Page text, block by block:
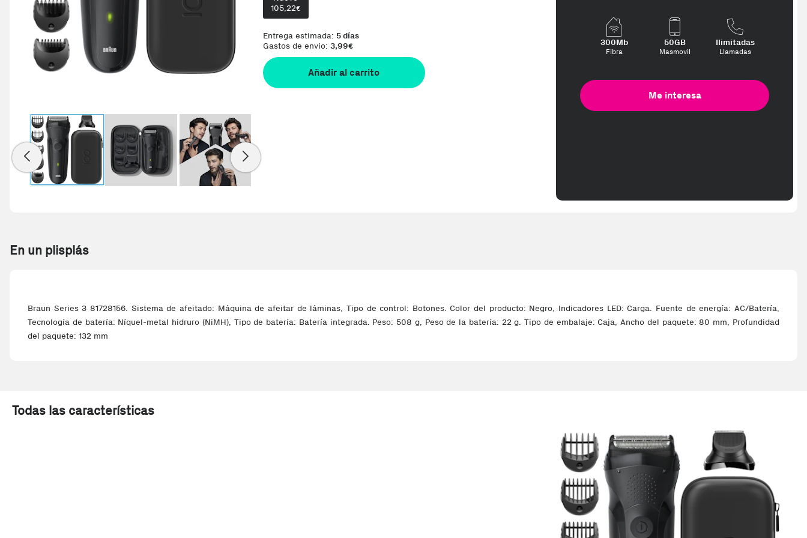
105,22€
Entrega estimada: 5 días
Gastos de envio: 3,99€
Añadir al carrito
300Mb
Fibra
50GB
Masmovil
Ilimitadas
Llamadas
Me interesa
En un plisplás
Braun Series 3 81728156. Sistema de afeitado: Máquina de afeitar de láminas, Tipo de control: Botones. Color del producto: Negro, Indicadores LED: Carga. Fuente de energía: AC/Batería,
Tecnología de batería: Níquel-metal hidruro (NiMH), Tipo de batería: Batería integrada. Peso: 508 g, Peso de la batería: 22 g. Tipo de embalaje: Caja, Ancho del paquete: 80 mm, Profundidad
del paquete: 132 mm
Todas las características